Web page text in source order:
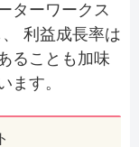
ターワークス
利益成長率は
ることも加味
ます。